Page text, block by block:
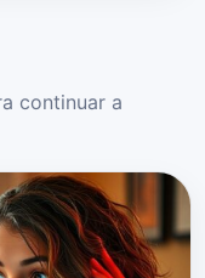
continuar a